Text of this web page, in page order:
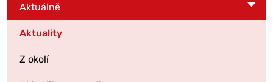
Aktuálně
Aktuality
Z okolí